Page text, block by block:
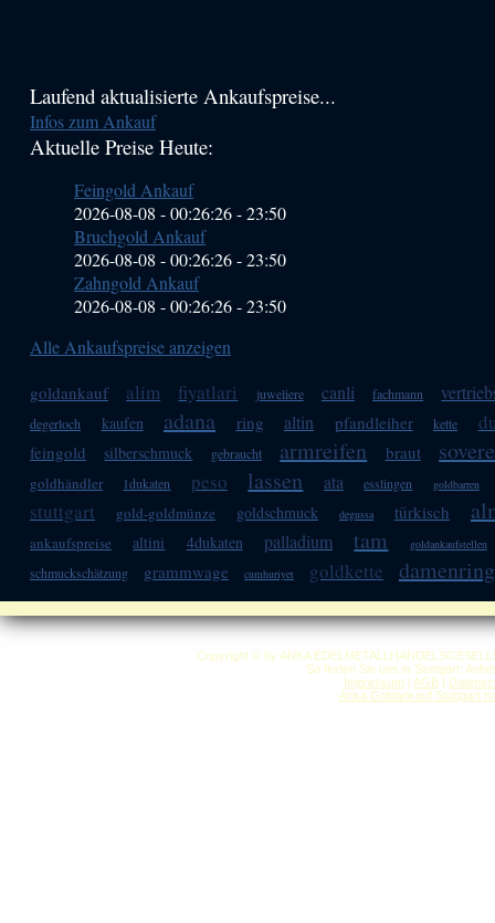
Haupt-
Sidebar
Laufend aktualisierte Ankaufspreise...
Infos zum Ankauf
Aktuelle Preise Heute:
Feingold Ankauf
2026-08-08 - 00:26:26-23:50
Bruchgold Ankauf
2026-08-08 - 00:26:26-23:50
Zahngold Ankauf
2026-08-08 - 00:26:26-23:50
Alle Ankaufspreise anzeigen
goldankauf alim fiyatlari juweliere canli fachmann
degerloch kaufen adana ring altin pfandleiher kette
feingold silberschmuck gebraucht armreifen braut
goldhändler 1dukaten peso lassen ata esslingen goldbarren
stuttgart gold-goldmünze goldschmuck degussa türkisch
ankaufspreise altini 4dukaten palladium tam goldankaufstellen
schmuckschätzung grammwage cumhuriyet goldkette damenring
Copyright © by ANKA
So finden Sie uns in Stuttgart:
Impressum| AGB|
Anka Goldankauf Stuttgart